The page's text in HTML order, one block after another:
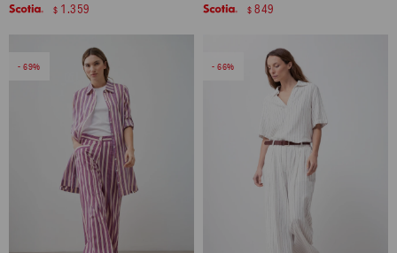
$ 1.359 $ 849
69 66